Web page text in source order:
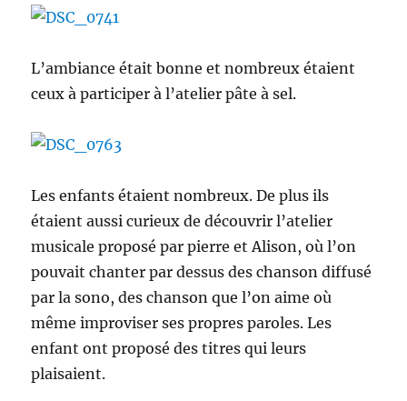
L’ambiance était bonne et nombreux étaient
ceux à participer à l’atelier pâte à sel.
Les enfants étaient nombreux. De plus ils
étaient aussi curieux de découvrir l’atelier
musicale proposé par pierre et Alison, où l’on
pouvait chanter par dessus des chanson diffusé
par la sono, des chanson que l’on aime où
même improviser ses propres paroles. Les
enfant ont proposé des titres qui leurs
plaisaient.